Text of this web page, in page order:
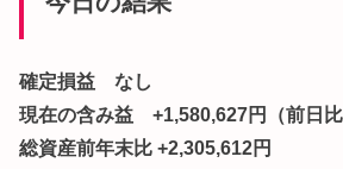
確定損益 なし
現在の含み益 +1,580,627円（前日比
総資産前年末比 +2,305,612円